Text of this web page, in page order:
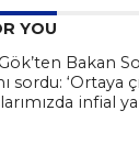
YOU
Bakan
sordu: ‘Ortaya
infial